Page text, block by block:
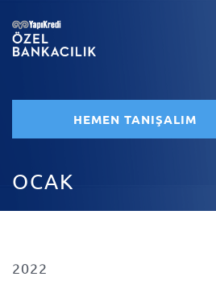
HEMEN TANIŞALIM
OCAK
2022